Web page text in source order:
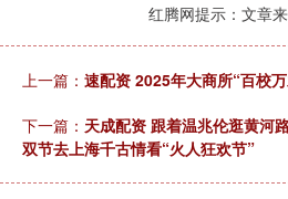
红腾网提示：文章
上一篇： 速配资 2025年大商所“百校
下一篇： 天成配资 跟着温兆伦逛黄河
双节去上海千古情看“火人狂欢节”